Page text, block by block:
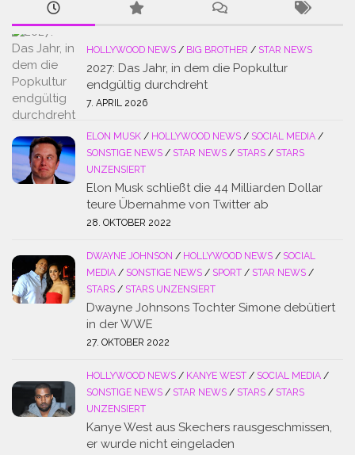
HOLLYWOOD NEWS / BIG BROTHER / STAR NEWS
2027: Das Jahr, in dem die Popkultur
endgültig durchdreht
7. APRIL 2026
ELON MUSK / HOLLYWOOD NEWS / SOCIAL MEDIA /
SONSTIGE NEWS / STAR NEWS / STARS / STARS
UNZENSIERT
Elon Musk schließt die 44 Milliarden Dollar
teure Übernahme von Twitter ab
28. OKTOBER 2022
DWAYNE JOHNSON / HOLLYWOOD NEWS / SOCIAL
MEDIA / SONSTIGE NEWS / SPORT / STAR NEWS /
STARS / STARS UNZENSIERT
Dwayne Johnsons Tochter Simone debütiert
in der WWE
27. OKTOBER 2022
HOLLYWOOD NEWS / KANYE WEST / SOCIAL MEDIA /
SONSTIGE NEWS / STAR NEWS / STARS / STARS
UNZENSIERT
Kanye West aus Skechers rausgeschmissen,
er wurde nicht eingeladen